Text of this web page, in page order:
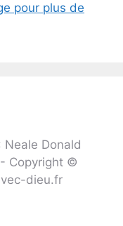
pour plus de
Donald
Copyright ©
dieu.fr